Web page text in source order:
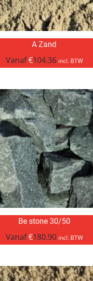
A Zand
Vanaf€104.36 incl. BTW
Be stone 30/50
Vanaf€180.90 incl. BTW